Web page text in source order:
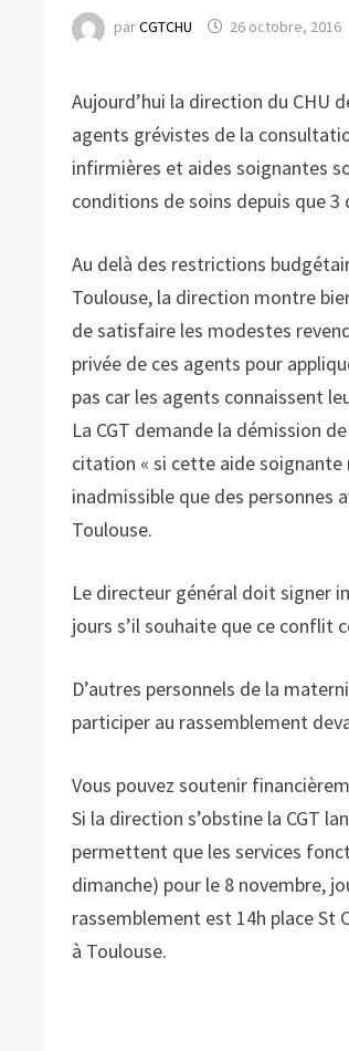
parCGTCHU 26 octobre, 2016
Aujourd’hui la direction du CHU
agents grévistes de la
infirmières et aides soignantes
conditions de soins depuis que
Au delà des restrictions
Toulouse, la direction montre
de satisfaire les modestes
privée de ces agents pour
pas car les agents connaissent
La CGT demande la démission
citation « si cette aide soignante
inadmissible que des personnes
Toulouse.
Le directeur général doit signer
jours s’il souhaite que ce conflit
D’autres personnels de la
participer au rassemblement
Vous pouvez soutenir
Si la direction s’obstine la CGT
permettent que les services
dimanche) pour le 8 novembre,
rassemblement est 14h place St
à Toulouse.